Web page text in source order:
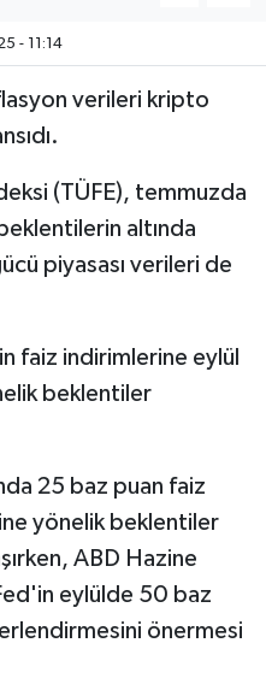
- 11:14
verileri kripto
(TÜFE), temmuzda
altında
piyasası verileri de
faiz indirimlerine eylül
beklentiler
25 baz puan faiz
yönelik beklentiler
ABD Hazine
eylülde 50 baz
önermesi